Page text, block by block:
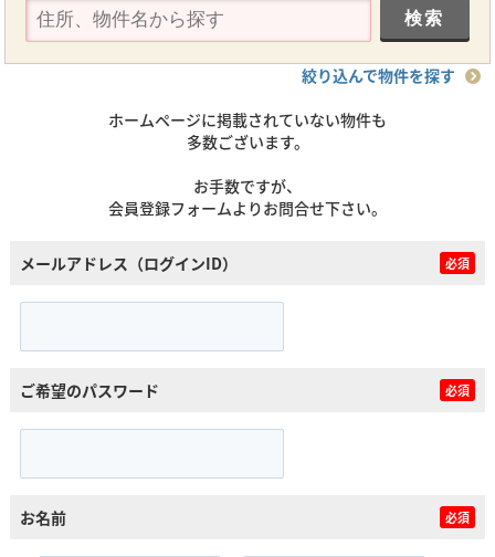
絞り込んで物件を探す
ホームページに掲載されていない物件も
多数ございます。
お手数ですが、
会員登録フォームよりお問合せ下さい。
メールアドレス（ログインID） 必須
ご希望のパスワード 必須
お名前 必須